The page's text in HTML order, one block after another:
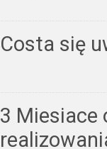
Costa się
3 Miesiace